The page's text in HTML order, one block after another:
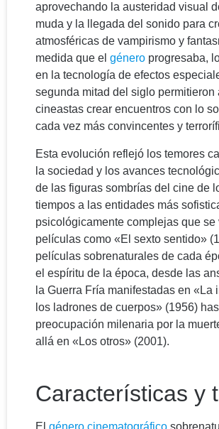
aprovechando la austeridad visual
muda y la llegada del sonido para
atmosféricas de vampirismo y
medida que el género progresaba,
en la tecnología de efectos
segunda mitad del siglo permitieron
cineastas crear encuentros con lo
cada vez más convincentes y
Esta evolución reflejó los temores
la sociedad y los avances
de las figuras sombrías del cine de
tiempos a las entidades más
psicológicamente complejas que se
películas como «El sexto sentido»
películas sobrenaturales de cada
el espíritu de la época, desde las
la Guerra Fría manifestadas en «La
los ladrones de cuerpos» (1956)
preocupación milenaria por la
allá en «Los otros» (2001).
Características y
El género cinematográfico